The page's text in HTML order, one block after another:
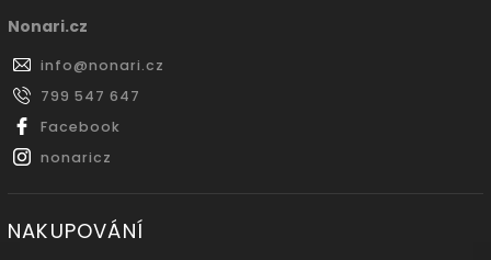
Nonari.cz
info@nonari.cz
799 547 647
Facebook
nonaricz
NAKUPOVÁNÍ